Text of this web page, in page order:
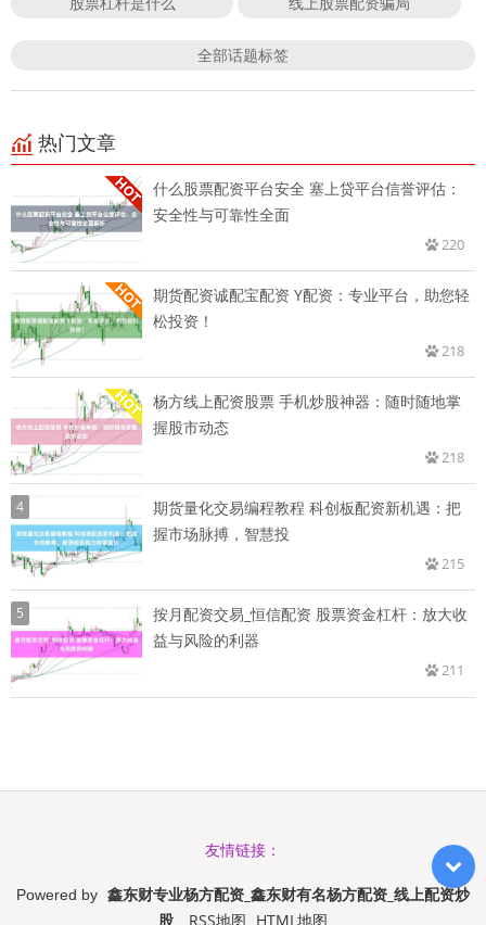
全部话题标签
热门文章
什么股票配资平台安全 塞上贷平台信誉评估：
安全性与可靠性全面
220
期货配资诚配宝配资 Y配资：专业平台，助您轻
松投资！
218
杨方线上配资股票 手机炒股神器：随时随地掌
握股市动态
218
4
期货量化交易编程教程 科创板配资新机遇：把
握市场脉搏，智慧投
215
5
按月配资交易_恒信配资 股票资金杠杆：放大收
益与风险的利器
211
友情链接：
Powered by 鑫东财专业杨方配资_鑫东财有名杨方配资_线上配资炒
股
RSS地图 HTML地图